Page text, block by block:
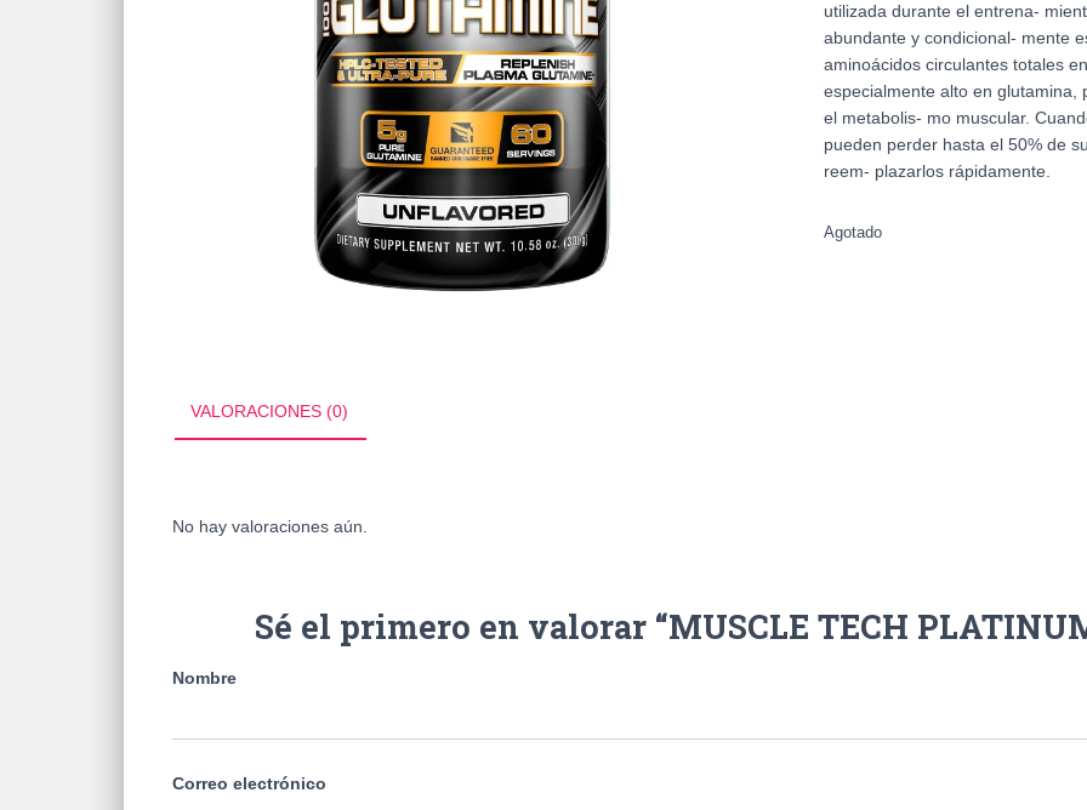
utilizada durante el entrena-
abundante y condicional- mente
aminoácidos circulantes totales
especialmente alto en
el metabolis- mo muscular.
pueden perder hasta el 50% de
reem- plazarlos rápidamente.
Agotado
VALORACIONES (0)
No hay valoraciones aún.
Sé el primero en valorar “MUSCLE TECH
Nombre
Correo electrónico